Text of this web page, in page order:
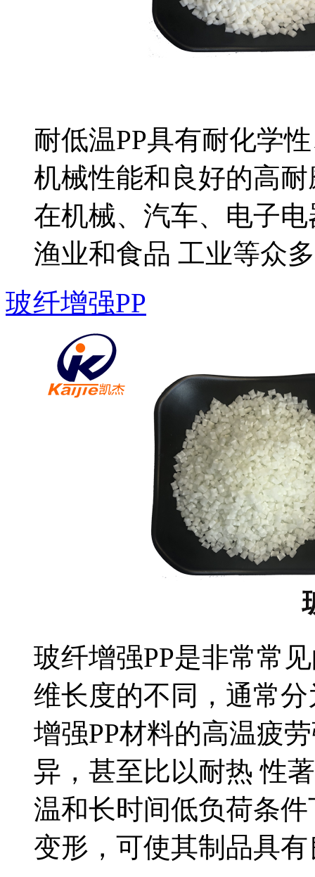
耐低温PP具有耐化学
机械性能和良好的高
在机械、汽车、电子
渔业和食品 工业等众
玻纤增强PP
玻纤增强PP是非常常
维长度的不同，通常
增强PP材料的高温疲
异，甚至比以耐热 性
温和长时间低负荷条
变形，可使其制品具